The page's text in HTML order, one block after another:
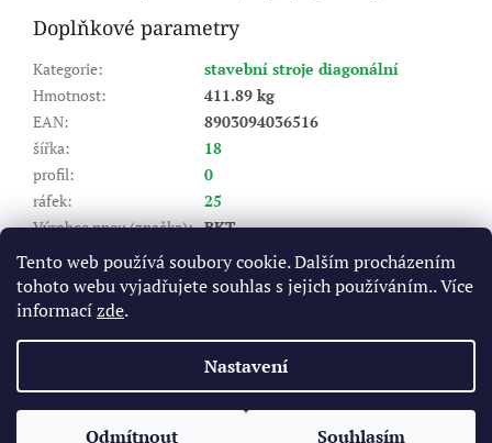
Tento web používá soubory cookie. Dalším procházením
tohoto webu vyjadřujete souhlas s jejich používáním.. Více
informacízde.
Nastavení
Odmítnout Souhlasím
Doplňkové parametry
Kategorie:
stavební stroje diagonální
Hmotnost:
411.89 kg
EAN:
8903094036516
šířka:
18
profil:
0
ráfek:
25
Výrobce pneu (značka): BKT
Dezén
Container King
Index nosnosti (LI):
216
Rychlostní index (SI)